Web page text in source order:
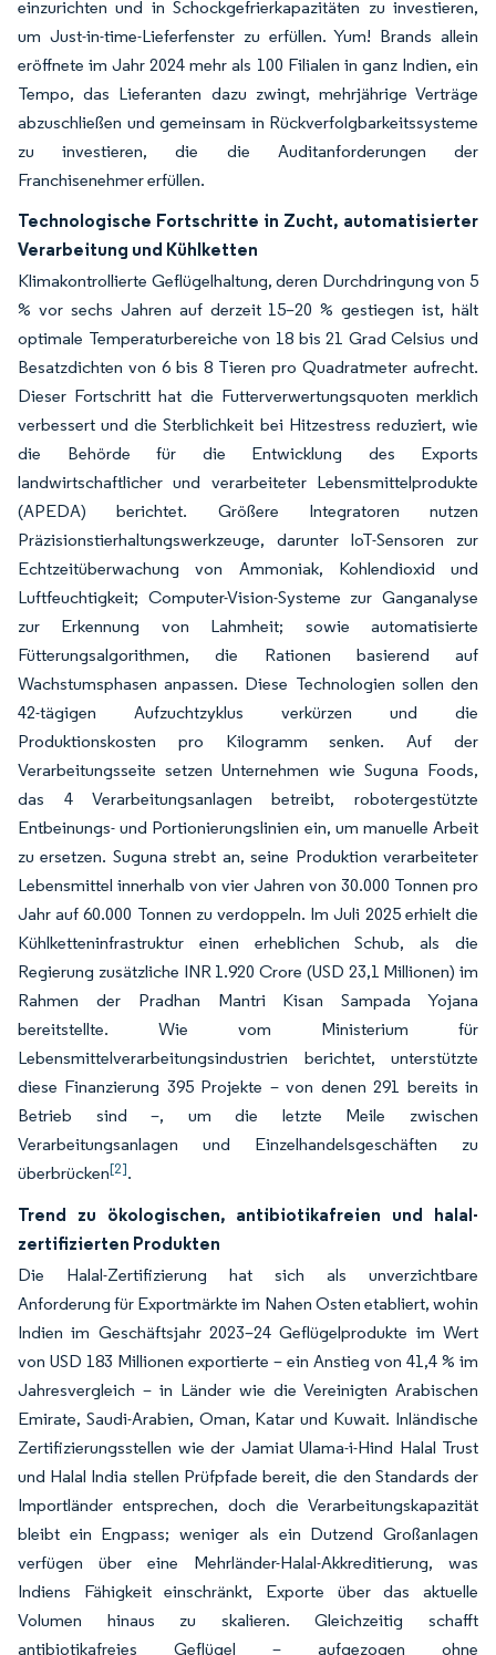
einzurichten und in Schockgefrierkapazitäten zu investieren,
um Just-in-time-Lieferfenster zu erfüllen. Yum! Brands allein
eröffnete im Jahr 2024 mehr als 100 Filialen in ganz Indien, ein
Tempo, das Lieferanten dazu zwingt, mehrjährige Verträge
abzuschließen und gemeinsam in Rückverfolgbarkeitssysteme
zu investieren, die die Auditanforderungen der
Franchisenehmer erfüllen.
Technologische Fortschritte in Zucht, automatisierter
Verarbeitung und Kühlketten
Klimakontrollierte Geflügelhaltung, deren Durchdringung von 5
% vor sechs Jahren auf derzeit 15–20 % gestiegen ist, hält
optimale Temperaturbereiche von 18 bis 21 Grad Celsius und
Besatzdichten von 6 bis 8 Tieren pro Quadratmeter aufrecht.
Dieser Fortschritt hat die Futterverwertungsquoten merklich
verbessert und die Sterblichkeit bei Hitzestress reduziert, wie
die Behörde für die Entwicklung des Exports
landwirtschaftlicher und verarbeiteter Lebensmittelprodukte
(APEDA) berichtet. Größere Integratoren nutzen
Präzisionstierhaltungswerkzeuge, darunter IoT-Sensoren zur
Echtzeitüberwachung von Ammoniak, Kohlendioxid und
Luftfeuchtigkeit; Computer-Vision-Systeme zur Ganganalyse
zur Erkennung von Lahmheit; sowie automatisierte
Fütterungsalgorithmen, die Rationen basierend auf
Wachstumsphasen anpassen. Diese Technologien sollen den
42-tägigen Aufzuchtzyklus verkürzen und die
Produktionskosten pro Kilogramm senken. Auf der
Verarbeitungsseite setzen Unternehmen wie Suguna Foods,
das 4 Verarbeitungsanlagen betreibt, robotergestützte
Entbeinungs- und Portionierungslinien ein, um manuelle Arbeit
zu ersetzen. Suguna strebt an, seine Produktion verarbeiteter
Lebensmittel innerhalb von vier Jahren von 30.000 Tonnen pro
Jahr auf 60.000 Tonnen zu verdoppeln. Im Juli 2025 erhielt die
Kühlketteninfrastruktur einen erheblichen Schub, als die
Regierung zusätzliche INR 1.920 Crore (USD 23,1 Millionen) im
Rahmen der Pradhan Mantri Kisan Sampada Yojana
bereitstellte. Wie vom Ministerium für
Lebensmittelverarbeitungsindustrien berichtet, unterstützte
diese Finanzierung 395 Projekte – von denen 291 bereits in
Betrieb sind –, um die letzte Meile zwischen
Verarbeitungsanlagen und Einzelhandelsgeschäften zu
überbrücken[2].
Trend zu ökologischen, antibiotikafreien und halal-
zertifizierten Produkten
Die Halal-Zertifizierung hat sich als unverzichtbare
Anforderung für Exportmärkte im Nahen Osten etabliert, wohin
Indien im Geschäftsjahr 2023–24 Geflügelprodukte im Wert
von USD 183 Millionen exportierte – ein Anstieg von 41,4 % im
Jahresvergleich – in Länder wie die Vereinigten Arabischen
Emirate, Saudi-Arabien, Oman, Katar und Kuwait. Inländische
Zertifizierungsstellen wie der Jamiat Ulama-i-Hind Halal Trust
und Halal India stellen Prüfpfade bereit, die den Standards der
Importländer entsprechen, doch die Verarbeitungskapazität
bleibt ein Engpass; weniger als ein Dutzend Großanlagen
verfügen über eine Mehrländer-Halal-Akkreditierung, was
Indiens Fähigkeit einschränkt, Exporte über das aktuelle
Volumen hinaus zu skalieren. Gleichzeitig schafft
antibiotikafreies Geflügel – aufgezogen ohne